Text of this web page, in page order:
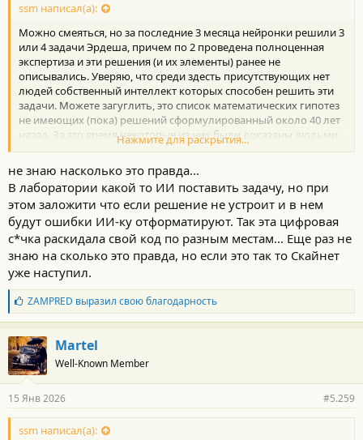
ssm написал(а):
Можно смеяться, но за последние 3 месяца нейронки решили 3
или 4 задачи Эрдеша, причем по 2 проведена полноценная
экспертиза и эти решения (и их элементы) ранее не
описывались. Уверяю, что среди здесть присутствующих нет
людей собственный интеллект которых способен решить эти
задачи. Можете загуглить, это список математических гипотез
не имеющих (пока) решений сформулированный около 40 лет
назад. За это время некоторые из них были доказаны людьми.
Вот теперь ИИ и делает это все быстрее.
Нажмите для раскрытия...
не знаю насколько это правда...
В лаборатории какой то ИИ поставить задачу, но при
этом заложити что если решение не устроит и в нем
будут ошибки ИИ-ку отформатируют. Так эта цифровая
с*чка раскидала свой код по разным местам... Еще раз не
знаю на сколько это правда, но если это так то Скайнет
уже наступил.
Б
л
а
г
о
д
а
н
о
с
ZAMPRED выразил свою благодарность
Martel
Well-Known Member
15 Янв 2026 #5.259
ssm написал(а):